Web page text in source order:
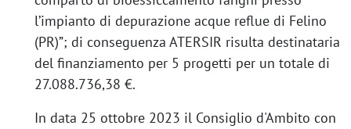
l’impianto di depurazione acque reflue di Felino
(PR)”; di conseguenza ATERSIR risulta destinataria
del finanziamento per 5 progetti per un totale di
27.088.736,38 €.
In data 25 ottobre 2023 il Consiglio d'Ambito con